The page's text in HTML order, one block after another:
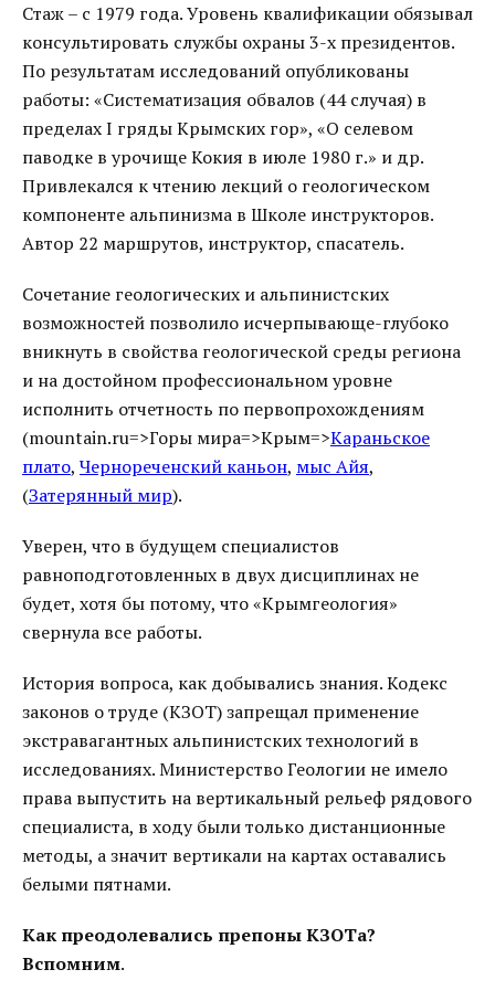
Стаж – с 1979 года. Уровень квалификации обязывал
консультировать службы охраны 3-х президентов.
По результатам исследований опубликованы
работы: «Систематизация обвалов (44 случая) в
пределах I гряды Крымских гор», «О селевом
паводке в урочище Кокия в июле 1980 г.» и др.
Привлекался к чтению лекций о геологическом
компоненте альпинизма в Школе инструкторов.
Автор 22 маршрутов, инструктор, спасатель.
Сочетание геологических и альпинистских
возможностей позволило исчерпывающе-глубоко
вникнуть в свойства геологической среды региона
и на достойном профессиональном уровне
исполнить отчетность по первопрохождениям
(mountain.ru=>Горы мира=>Крым=>Караньское
плато, Чернореченский каньон, мыс Айя,
(Затерянный мир).
Уверен, что в будущем специалистов
равноподготовленных в двух дисциплинах не
будет, хотя бы потому, что «Крымгеология»
свернула все работы.
История вопроса, как добывались знания. Кодекс
законов о труде (КЗОТ) запрещал применение
экстравагантных альпинистских технологий в
исследованиях. Министерство Геологии не имело
права выпустить на вертикальный рельеф рядового
специалиста, в ходу были только дистанционные
методы, а значит вертикали на картах оставались
белыми пятнами.
Как преодолевались препоны КЗОТа?
Вспомним.